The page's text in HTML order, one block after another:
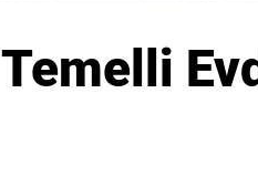
Temelli